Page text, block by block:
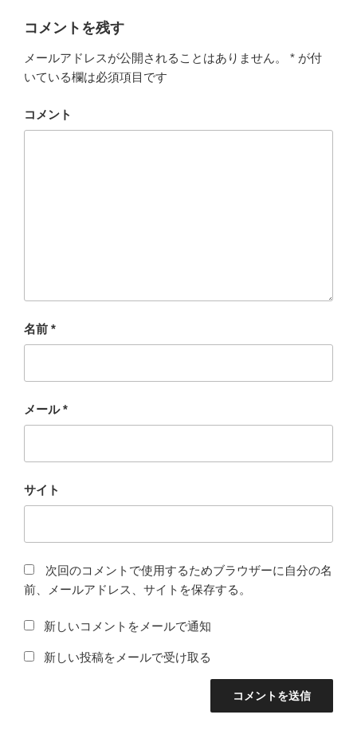
コメントを残す
メールアドレスが公開されることはありません。 * が付
いている欄は必須項目です
コメント
名前 *
メール*
サイト
次回のコメントで使用するためブラウザーに自分の名
前、メールアドレス、サイトを保存する。
新しいコメントをメールで通知
新しい投稿をメールで受け取る